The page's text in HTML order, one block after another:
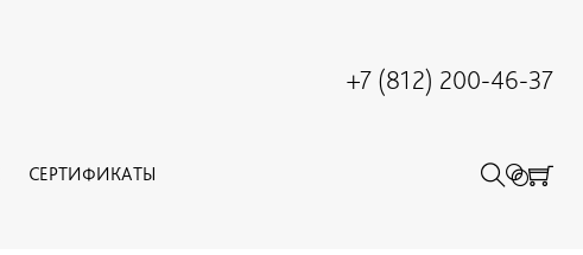
+7 (812) 200-46-37
СЕРТИФИКАТЫ